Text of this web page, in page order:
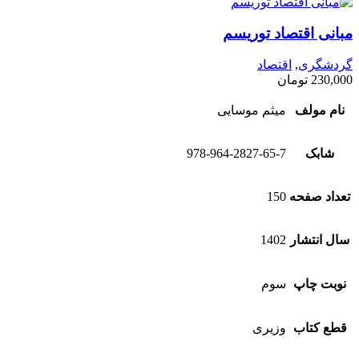
مبانی اقتصاد توریسم
گردشگری, اقتصاد
230,000 تومان
نام مولف میثم موسایی
شابک 978-964-2827-65-7
تعداد صفحه 150
سال انتشار 1402
نوبت چاپ سوم
قطع کتاب وزیری